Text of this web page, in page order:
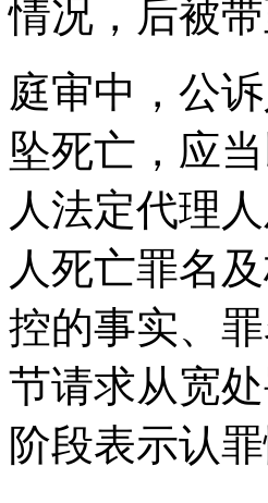
情况，后被
庭审中，公
坠死亡，应
人法定代理
人死亡罪名
控的事实、
节请求从宽
阶段表示认罪